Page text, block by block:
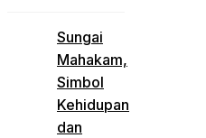
Sungai
Mahakam,
Simbol
Kehidupan
dan